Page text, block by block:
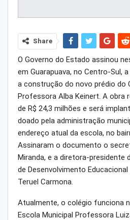
Share
O Governo do Estado assinou
em Guarapuava, no Centro-Sul,
a construção do novo prédio do
Professora Alba Keinert. A obra
de R$ 24,3 milhões e será
doado pela administração
endereço atual da escola, no
Assinaram o documento o
Miranda, e a diretora-presidente
de Desenvolvimento Educacional
Teruel Carmona.
Atualmente, o colégio funciona
Escola Municipal Professora